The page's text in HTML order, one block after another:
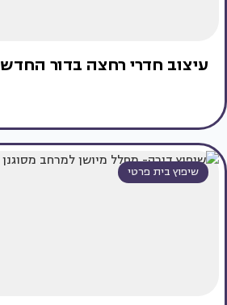
עיצוב חדרי רחצה בדור החדש
שיפוץ בית פרטי